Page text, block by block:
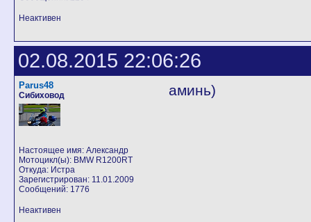
Неактивен
02.08.2015 22:06:26
Parus48
Сибиховод
Настоящее имя: Александр
Мотоцикл(ы): BMW R1200RT
Откуда: Истра
Зарегистрирован: 11.01.2009
Сообщений: 1776
аминь)
Неактивен